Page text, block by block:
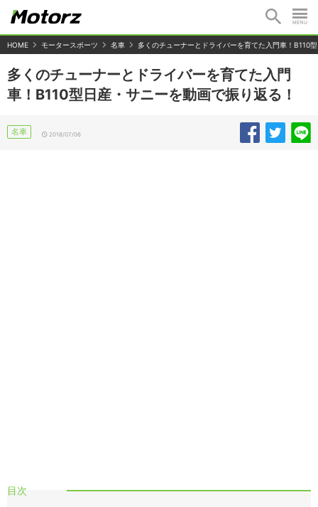
HOME モータースポーツ 名車 多くのチューナーとドライバーを育てた入門車！B110
多くのチューナーとドライバーを育てた入門
車！B110型日産・サニーを動画で振り返る！
名車 2018/07/06
目次